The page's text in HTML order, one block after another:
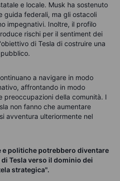
e locale. Musk ha sostenuto
guida federali, ma gli ostacoli
impegnativi. Inoltre, il profilo
rischi per il sentiment dei
di Tesla di costruire una
a navigare in modo
affrontando in modo
preoccupazioni della comunità. I
non fanno che aumentare
avventura ulteriormente nel
politiche potrebbero diventare
Tesla verso il dominio dei
strategica".